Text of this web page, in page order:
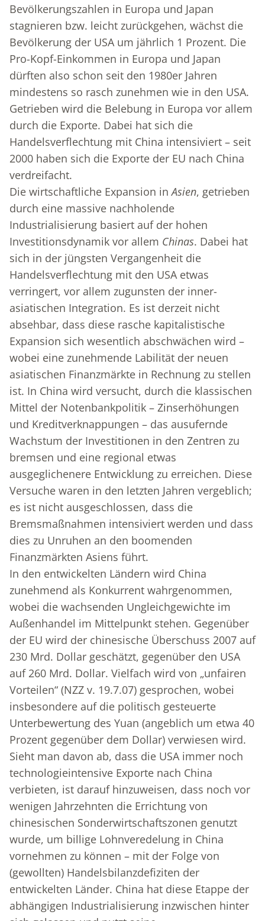
Bevölkerungszahlen in Europa und Japan
stagnieren bzw. leicht zurückgehen, wächst die
Bevölkerung der USA um jährlich 1 Prozent. Die
Pro-Kopf-Einkommen in Europa und Japan
dürften also schon seit den 1980er Jahren
mindestens so rasch zunehmen wie in den USA.
Getrieben wird die Belebung in Europa vor allem
durch die Exporte. Dabei hat sich die
Handelsverflechtung mit China intensiviert – seit
2000 haben sich die Exporte der EU nach China
verdreifacht.
Die wirtschaftliche Expansion inAsien, getrieben
durch eine massive nachholende
Industrialisierung basiert auf der hohen
Investitionsdynamik vor allem Chinas. Dabei hat
sich in der jüngsten Vergangenheit die
Handelsverflechtung mit den USA etwas
verringert, vor allem zugunsten der inner-
asiatischen Integration. Es ist derzeit nicht
absehbar, dass diese rasche kapitalistische
Expansion sich wesentlich abschwächen wird –
wobei eine zunehmende Labilität der neuen
asiatischen Finanzmärkte in Rechnung zu stellen
ist. In China wird versucht, durch die klassischen
Mittel der Notenbankpolitik – Zinserhöhungen
und Kreditverknappungen – das ausufernde
Wachstum der Investitionen in den Zentren zu
bremsen und eine regional etwas
ausgeglichenere Entwicklung zu erreichen. Diese
Versuche waren in den letzten Jahren vergeblich;
es ist nicht ausgeschlossen, dass die
Bremsmaßnahmen intensiviert werden und dass
dies zu Unruhen an den boomenden
Finanzmärkten Asiens führt.
In den entwickelten Ländern wird China
zunehmend als Konkurrent wahrgenommen,
wobei die wachsenden Ungleichgewichte im
Außenhandel im Mittelpunkt stehen. Gegenüber
der EU wird der chinesische Überschuss 2007 auf
230 Mrd. Dollar geschätzt, gegenüber den USA
auf 260 Mrd. Dollar. Vielfach wird von „unfairen
Vorteilen“ (NZZ v. 19.7.07) gesprochen, wobei
insbesondere auf die politisch gesteuerte
Unterbewertung des Yuan (angeblich um etwa 40
Prozent gegenüber dem Dollar) verwiesen wird.
Sieht man davon ab, dass die USA immer noch
technologieintensive Exporte nach China
verbieten, ist darauf hinzuweisen, dass noch vor
wenigen Jahrzehnten die Errichtung von
chinesischen Sonderwirtschaftszonen genutzt
wurde, um billige Lohnveredelung in China
vornehmen zu können – mit der Folge von
(gewollten) Handelsbilanzdefiziten der
entwickelten Länder. China hat diese Etappe der
abhängigen Industrialisierung inzwischen hinter